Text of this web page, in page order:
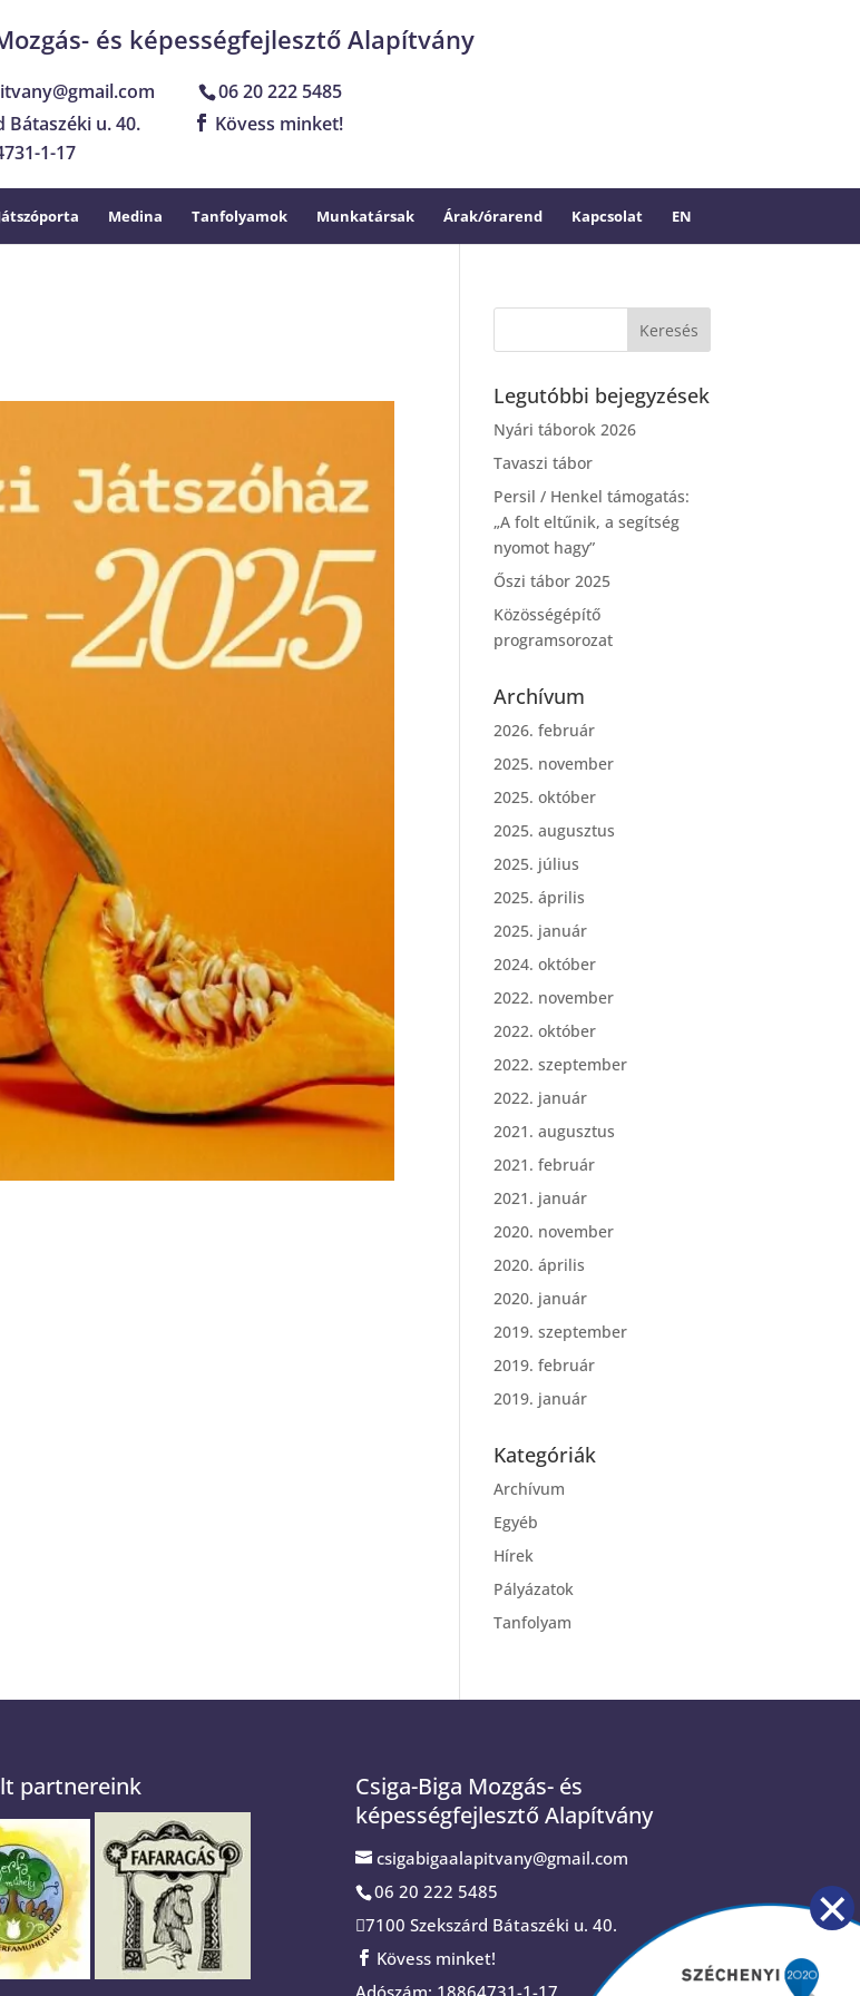
és képességfejlesztő Alapítvány
06 20 222 5485
Bátaszéki u. 40.
Kövess minket!
1-17
Medina Tanfolyamok Munkatársak Árak/órarend Kapcsolat EN
Legutóbbi bejegyzések
Nyári táborok 2026
Tavaszi tábor
Persil / Henkel támogatás:
„A folt eltűnik, a segítség
nyomot hagy”
Őszi tábor 2025
Közösségépítő
programsorozat
Archívum
2026. február
2025. november
2025. október
2025. augusztus
2025. július
2025. április
2025. január
2024. október
2022. november
2022. október
2022. szeptember
2022. január
2021. augusztus
2021. február
2021. január
2020. november
2020. április
2020. január
2019. szeptember
2019. február
2019. január
Kategóriák
Archívum
Egyéb
Hírek
Pályázatok
Tanfolyam
partnereink
Csiga-Biga Mozgás- és
képességfejlesztő Alapítvány
csigabigaalapitvany@gmail.com
06 20 222 5485
7100 Szekszárd Bátaszéki u. 40.
Kövess minket!
Adószám: 18864731-1-17